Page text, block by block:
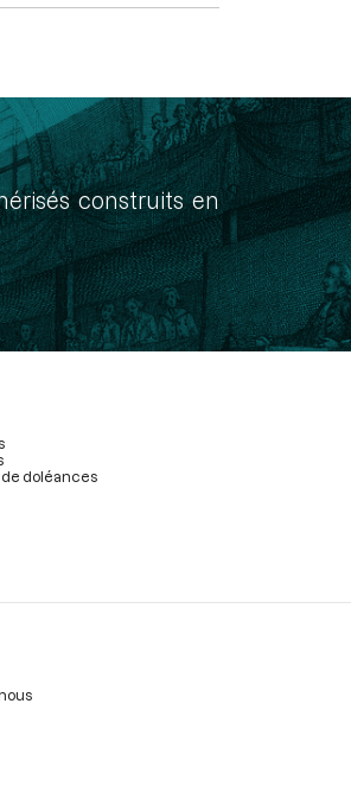
construits en
doléances